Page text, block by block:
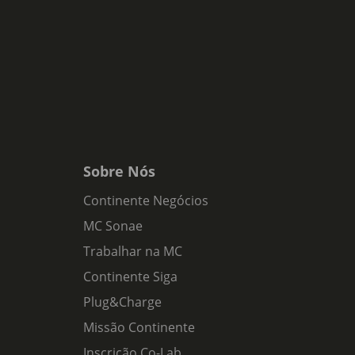
Sobre Nós
Continente Negócios
MC Sonae
Trabalhar na MC
Continente Siga
Plug&Charge
Missão Continente